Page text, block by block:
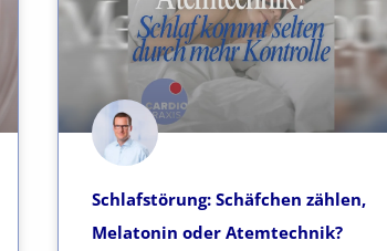
Schlafstörung: Schäfchen zählen,
Melatonin oder Atemtechnik?